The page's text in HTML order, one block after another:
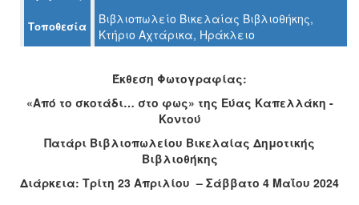
ΔΗΜΟΣ
ΠΟΛΙΤΙΣΜΟΣ
ΠΟΛΗ
Τοποθεσία
Βιβλιοπωλείο Βικελαίας Βιβλιοθήκης,
Κτήριο Αχτάρικα, Ηράκλειο
Έκθεση Φωτογραφίας:
«Από το σκοτάδι… στο φως» της Εύας Καπελλάκη -
Κοντού
Πατάρι Βιβλιοπωλείου Βικελαίας Δημοτικής
Βιβλιοθήκης
Διάρκεια: Τρίτη 23 Απριλίου – Σάββατο 4 Μαΐου 2024